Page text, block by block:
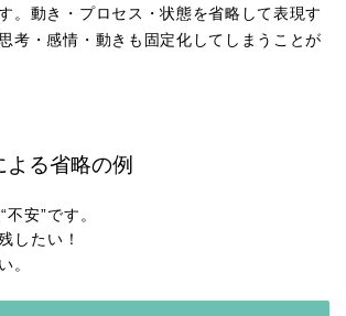
。動き・プロセス・状態を省略して表現す
考・感情・動きも固定化してしまうことが
よる省略の例
安”です。
したい！
。